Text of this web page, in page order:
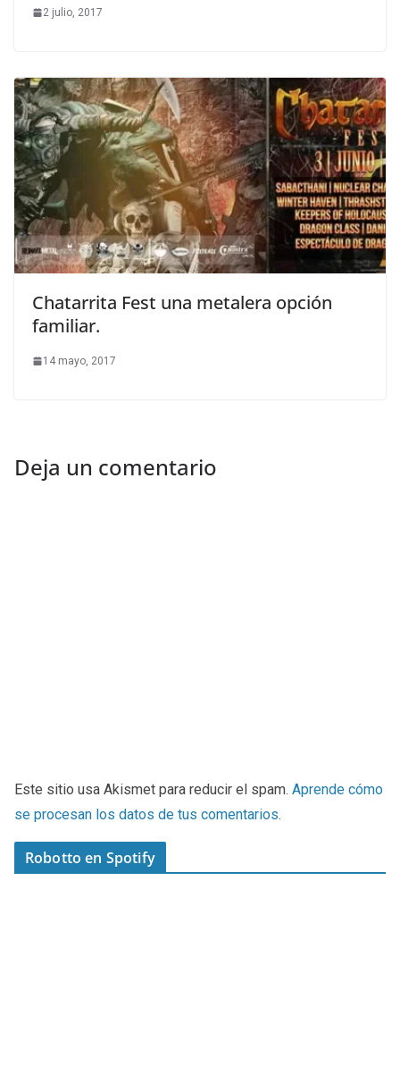
2 julio, 2017
Chatarrita Fest una metalera opción
familiar.
14 mayo, 2017
Deja un comentario
Este sitio usa Akismet para reducir el spam. Aprende cómo
se procesan los datos de tus comentarios.
Robotto en Spotify